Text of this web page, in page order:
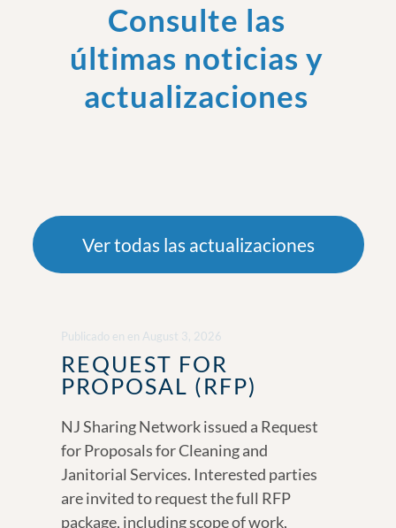
Consulte las
últimas noticias y
actualizaciones
Ver todas las actualizaciones
Publicado en en August 3, 2026
REQUEST FOR
PROPOSAL (RFP)
NJ Sharing Network issued a Request
for Proposals for Cleaning and
Janitorial Services. Interested parties
are invited to request the full RFP
package, including scope of work,